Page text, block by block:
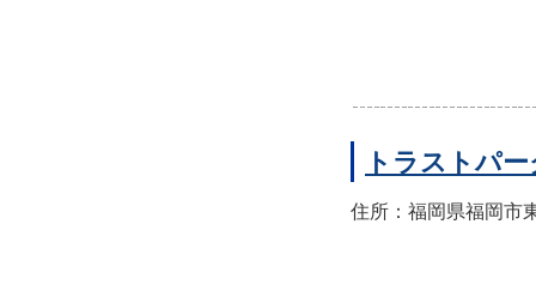
トラストパ
住所：福岡県福岡市